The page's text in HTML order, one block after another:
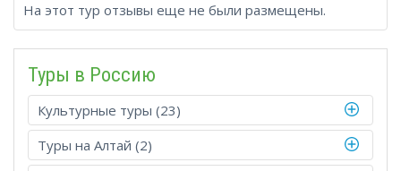
На этот тур отзывы еще не были размещены.
Туры в Росcию
Культурные туры (23)
Туры на Алтай (2)